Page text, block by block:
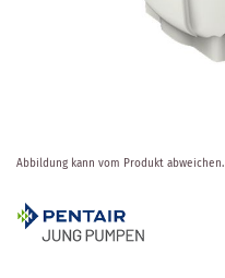
Zum
Anfang
der
Bildergalerie
springen
Abbildung kann vom Produkt abweichen.